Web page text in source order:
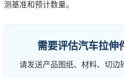
测基准和预计数量。
需要评估汽车拉伸
请发送产品图纸、材料、切边